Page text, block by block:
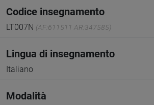
Codice insegnamento
LT007N (AF:611511 AR:347585)
Lingua di insegnamento
Italiano
Modalità